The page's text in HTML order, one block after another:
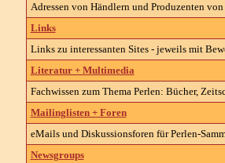
Adressen von Händlern und Produzenten
Links
Links zu interessanten Sites - jeweils mit
Literatur + Multimedia
Fachwissen zum Thema Perlen: Bücher,
Mailinglisten + Foren
eMails und Diskussionsforen für Perlen-
Newsgroups